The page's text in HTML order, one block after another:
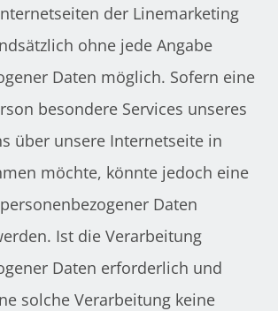
der Linemarketing
ohne jede Angabe
Daten möglich. Sofern eine
besondere Services unseres
über unsere Internetseite in
möchte, könnte jedoch eine
Daten
Ist die Verarbeitung
Daten erforderlich und
solche Verarbeitung keine